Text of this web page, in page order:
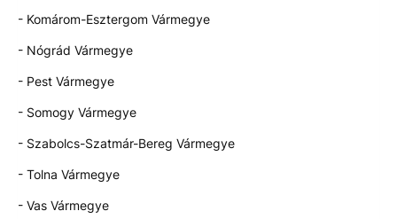
- Komárom-Esztergom Vármegye
- Nógrád Vármegye
- Pest Vármegye
- Somogy Vármegye
- Szabolcs-Szatmár-Bereg Vármegye
- Tolna Vármegye
- Vas Vármegye